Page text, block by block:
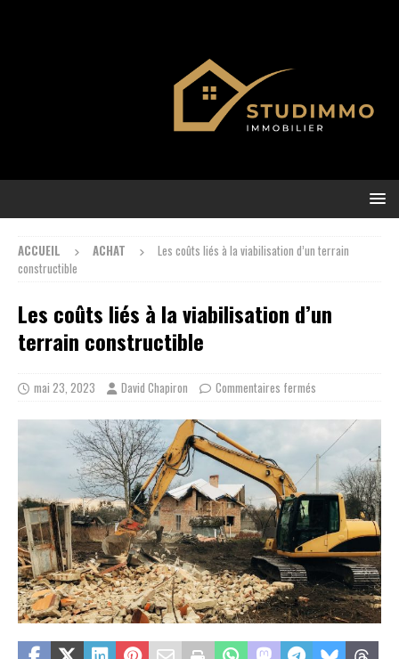
ACCUEIL ACHAT
Les coûts liés à la viabilisation d’un terrain
constructible
Les coûts liés à la viabilisation d’un
terrain constructible
mai 23, 2023 David Chapiron Commentaires fermés